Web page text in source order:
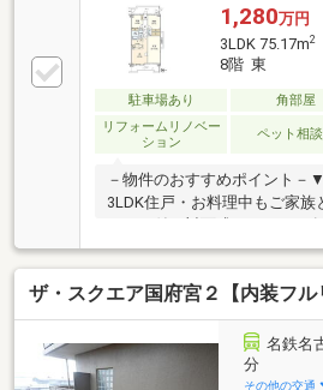
1,280万円
3LDK 75.17m2
8階 東
駐車場あり 角部屋
リフォームリノベー
ション
ペット相
－物件のおすすめポイント－
3LDK住戸・お料理中もご家族
設置・門扉付きの玄関ポーチ(
10月にガス給湯器交換済み・
(月額5500円／車種による)▼設
レベーター2基▼周辺環境・シ
「アピタタウン稲沢」徒歩8
「ヨシヅヤ新稲沢店」徒歩9分
まい探しをお手伝いします
ザ・スクエア国府宮２【内装フル
名鉄名
分
その他の交通